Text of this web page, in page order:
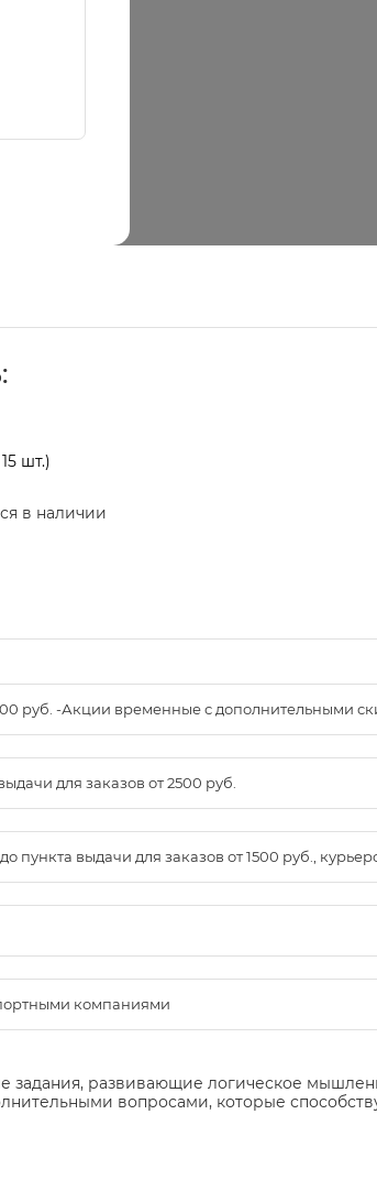
шт.)
в наличии
руб. -Акции временные с дополнительными
для заказов от 2500 руб.
выдачи для заказов от 1500 руб.,
компаниями
задания, развивающие логическое
вопросами, которые